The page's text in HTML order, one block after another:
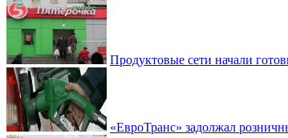
Продуктовые сети начали
«ЕвроТранс» задолжал